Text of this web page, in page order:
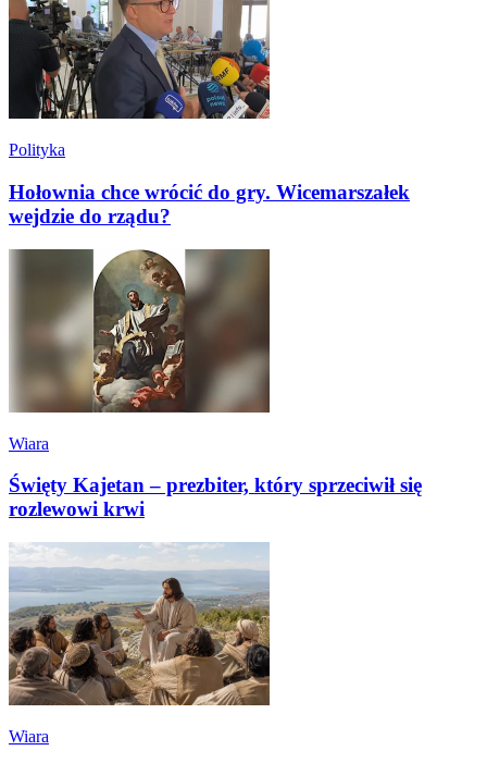
Polityka
Hołownia chce wrócić do gry. Wicemarszałek
wejdzie do rządu?
Wiara
Święty Kajetan – prezbiter, który sprzeciwił się
rozlewowi krwi
Wiara